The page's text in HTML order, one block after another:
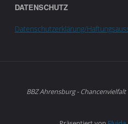
DATENSCHUTZ
Datenschutzerklärung/
BBZ Ahrensburg -